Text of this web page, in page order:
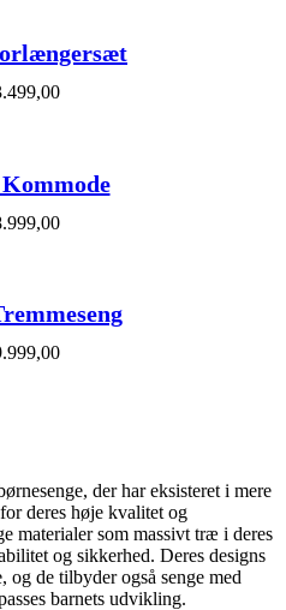
der har eksisteret i mere
deres høje kvalitet og
materialer som massivt træ i deres
og sikkerhed. Deres designs
og de tilbyder også senge med
barnets udvikling.